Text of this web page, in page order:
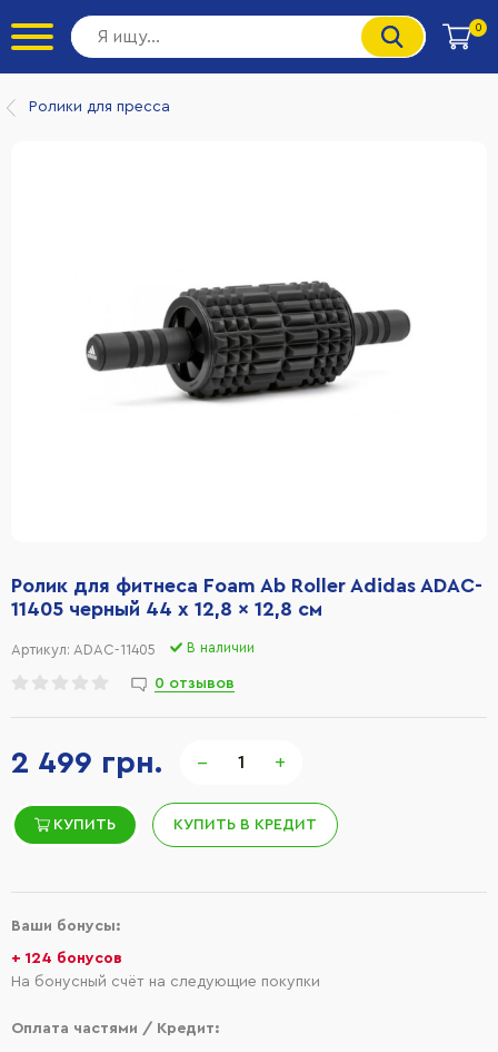
0
Ролики для пресса
2 499 грн. − +
КУПИТЬ КУПИТЬ В КРЕДИТ
Ролик для фитнеса Foam Ab Roller Adidas ADAC-
11405 черный 44 x 12,8 x 12,8 см
Артикул: ADAC-11405 В наличии
0 отзывов
Ваши бонусы:
+ 124 бонусов
На бонусный счёт на следующие покупки
Оплата частями / Кредит: